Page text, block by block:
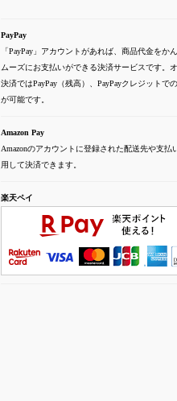
PayPay
「PayPay」アカウントがあれば、商品代金をか
ムーズにお支払いができる決済サービスです。
決済ではPayPay（残高）、PayPayクレジットで
が可能です。
Amazon Pay
Amazonのアカウントに登録された配送先や支払
用して決済できます。
楽天ペイ